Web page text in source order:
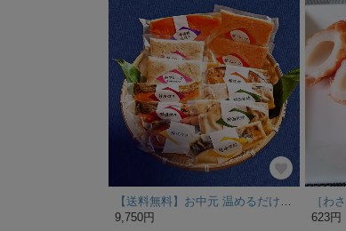
9,750円
623円